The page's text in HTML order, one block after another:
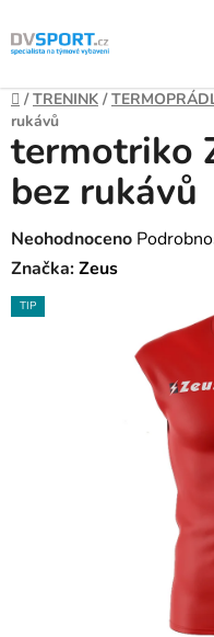
Přejít
na
Domů
/ TRENINK /
rukávů
termotriko
bez rukávů
Průměrné
hodnocení
produktu
Neohodnoceno
Značka:Zeus
TIP